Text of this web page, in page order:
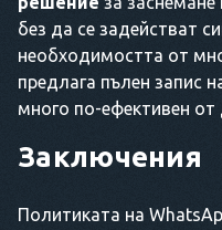
без да се задействат
необходимостта от
предлага пълен запис
много по-ефективен от
Заключения
Политиката на